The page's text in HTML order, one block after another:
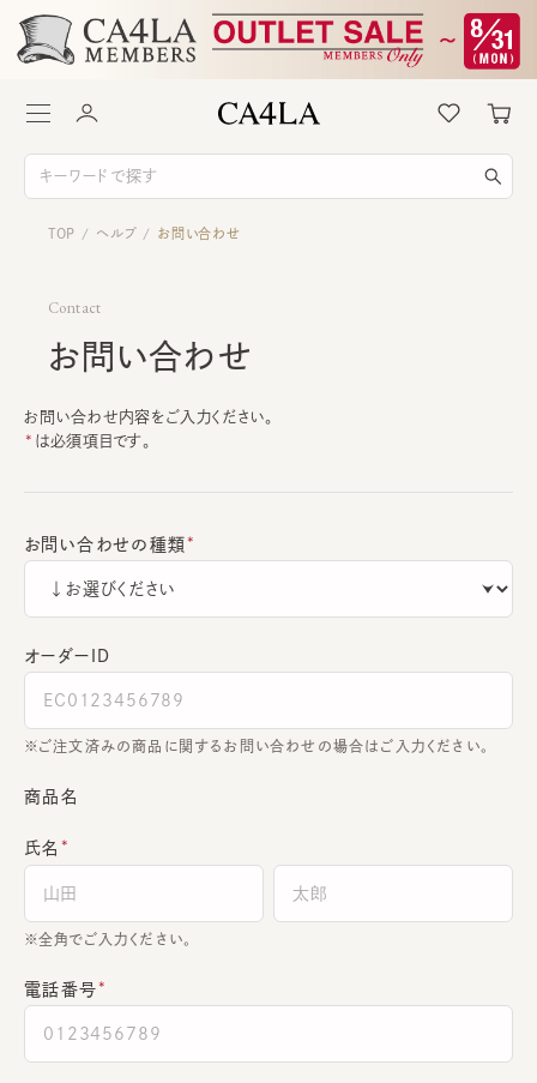
TOP / ヘルプ / お問い合わせ
Contact
お問い合わせ
お問い合わせ内容をご入力ください。
は必須項目です。
お問い合わせの種類
オーダーＩＤ
ご注文済みの商品に関するお問い合わせの場合はご入力ください。
商品名
氏名
全角でご入力ください。
電話番号